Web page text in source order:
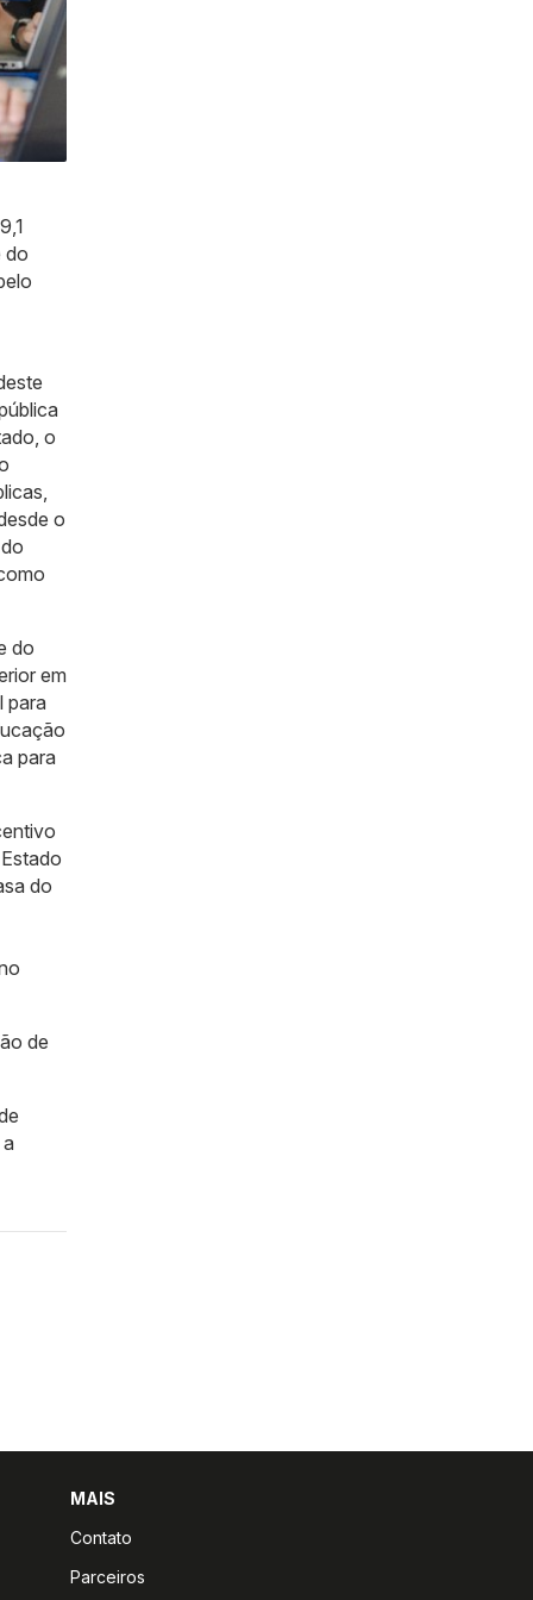
do
o
o
do
em
para
para
do
de
MAIS
Contato
Parceiros